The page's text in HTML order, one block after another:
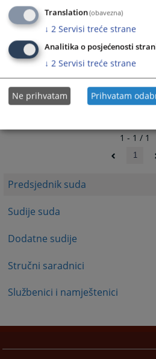
Predsjednik suda
Sudije suda
Dodatne sudije
Stručni saradnici
Službenici i namještenici
1 - 1 / 1
1
Translation(obavezna)
↓ 2 Servisi treće strane
Analitika o posjećenosti
↓ 2 Servisi treće strane
Ne prihvatam Prihvatam